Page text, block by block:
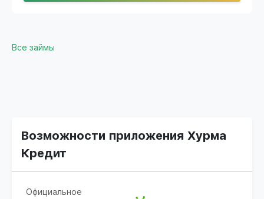
Все займы
Возможности приложения Хурма
Кредит
Официальное